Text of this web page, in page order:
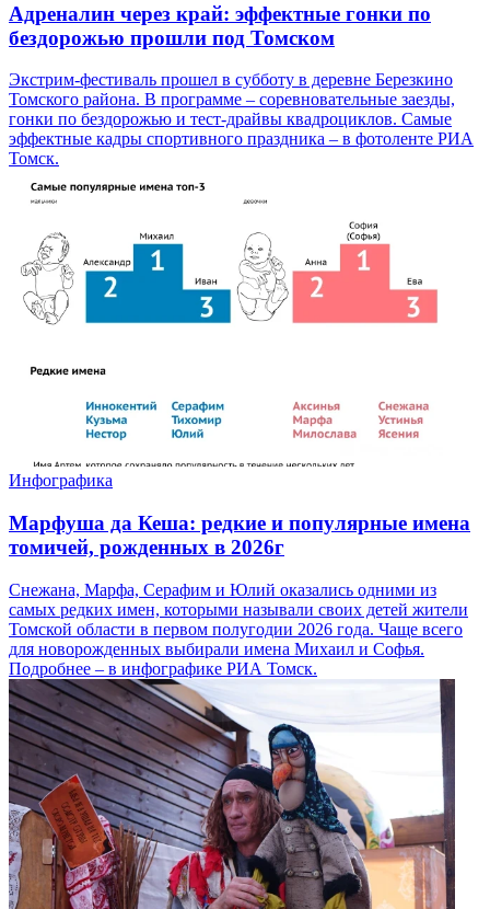
Адреналин через край: эффектные гонки по
бездорожью прошли под Томском
Экстрим-фестиваль прошел в субботу в деревне Березкино
Томского района. В программе – соревновательные заезды,
гонки по бездорожью и тест-драйвы квадроциклов. Самые
эффектные кадры спортивного праздника – в фотоленте РИА
Томск.
Инфографика
Марфуша да Кеша: редкие и популярные имена
томичей, рожденных в 2026г
Снежана, Марфа, Серафим и Юлий оказались одними из
самых редких имен, которыми называли своих детей жители
Томской области в первом полугодии 2026 года. Чаще всего
для новорожденных выбирали имена Михаил и Софья.
Подробнее – в инфографике РИА Томск.